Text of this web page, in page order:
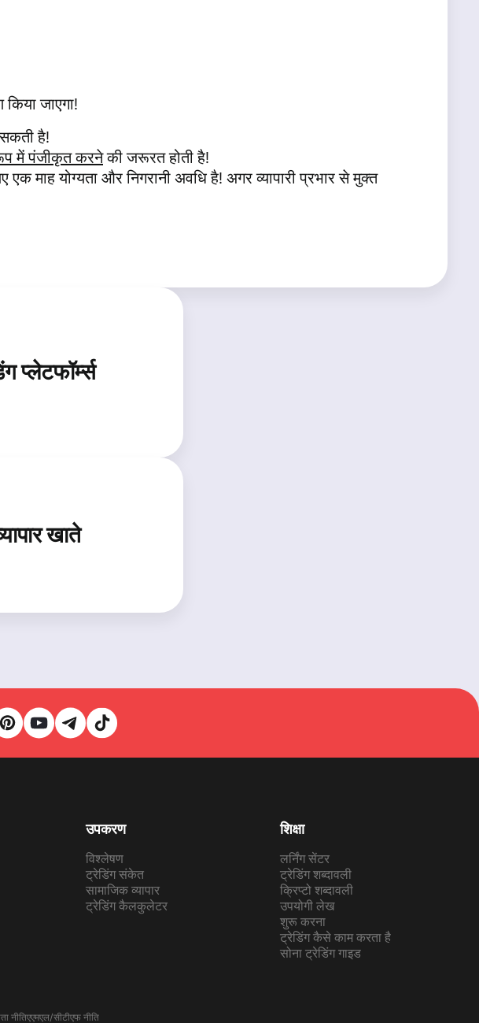
जाएगा!
है!
में पंजीकृत करनेकी जरूरत होती है!
योग्यता और निगरानी अवधि है! अगर व्यापारी प्रभार से मुक्त
प्लेटफॉर्म्स
खाते
उपकरण
विश्लेषण
ट्रेडिंग संकेत
सामाजिक व्यापार
ट्रेडिंग कैलकुलेटर
शिक्षा
लर्निंग सेंटर
ट्रेडिंग शब्दावली
क्रिप्टो शब्दावली
उपयोगी लेख
शुरू करना
ट्रेडिंग कैसे काम करता है
सोना ट्रेडिंग गाइड
नीतिएएमएल/सीटीएफ नीति